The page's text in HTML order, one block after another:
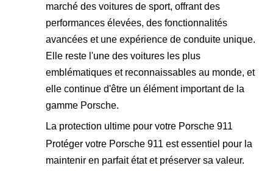
marché des voitures de sport, offrant des
performances élevées, des fonctionnalités
avancées et une expérience de conduite unique.
Elle reste l'une des voitures les plus
emblématiques et reconnaissables au monde, et
elle continue d'être un élément important de la
gamme Porsche.
La protection ultime pour votre Porsche 911
Protéger votre Porsche 911 est essentiel pour la
maintenir en parfait état et préserver sa valeur.